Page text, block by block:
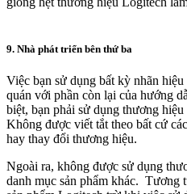
9. Nhà phát triển bên thứ ba
Việc bạn sử dụng bất kỳ nhãn
quán với phần còn lại của hướng
biệt, bạn phải sử dụng thương
Không được viết tắt theo bất cứ
hay thay đổi thương hiệu.
Ngoài ra, không được sử dụng
danh mục sản phẩm khác. Tương